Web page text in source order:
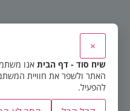
×
שיח סוד - דף הבית אנו
האתר ולשפר את חוויית
להפעיל.